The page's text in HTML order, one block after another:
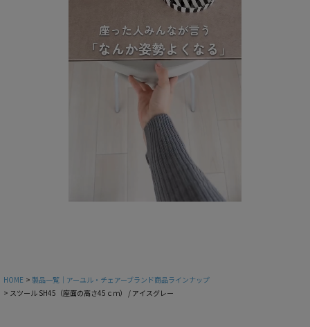
HOME
製品一覧｜アーユル・チェアーブランド商品ラインナップ
スツール SH45（座面の高さ45ｃｍ） / アイスグレー